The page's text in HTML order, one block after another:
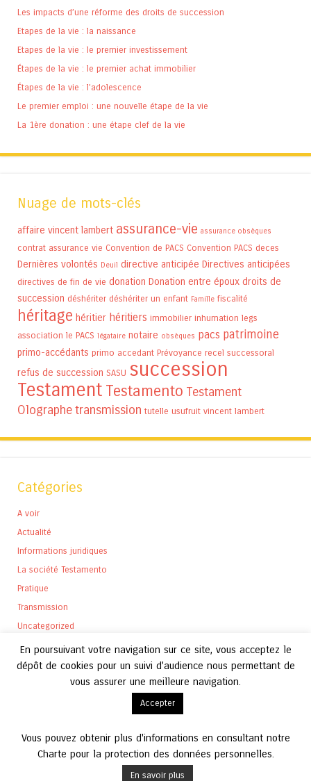
Les impacts d’une réforme des droits de succession
Etapes de la vie : la naissance
Etapes de la vie : le premier investissement
Étapes de la vie : le premier achat immobilier
Étapes de la vie : l’adolescence
Le premier emploi : une nouvelle étape de la vie
La 1ère donation : une étape clef de la vie
Nuage de mots-clés
affaire vincent lambert assurance-vie assurance obsèques
contrat assurance vie Convention de PACS Convention PACS deces
Dernières volontés Deuil directive anticipée Directives anticipées
directives de fin de vie donation Donation entre époux droits de
succession déshériter déshériter un enfant Famille fiscalité
héritage héritier héritiers immobilier inhumation legs
association le PACS légataire notaire obsèques pacs patrimoine
primo-accédants primo accedant Prévoyance recel successoral
refus de succession SASU succession
Testament Testamento Testament
Olographetransmission tutelle usufruit vincent lambert
Catégories
A voir
Actualité
Informations juridiques
La société Testamento
Pratique
Transmission
Uncategorized
En poursuivant votre navigation sur ce site, vous acceptez le
dépôt de cookies pour un suivi d'audience nous permettant de
vous assurer une meilleure navigation.
Accepter
Vous pouvez obtenir plus d'informations en consultant notre
Charte pour la protection des données personnelles.
En savoir plus